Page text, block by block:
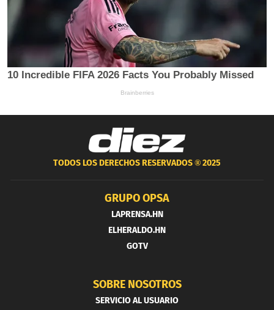
TODOS LOS DERECHOS RESERVADOS ®2025
GRUPO OPSA
LAPRENSA.HN
ELHERALDO.HN
GOTV
SOBRE NOSOTROS
SERVICIO AL USUARIO